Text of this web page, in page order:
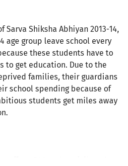
Sarva Shiksha Abhiyan 2013-14,
age group leave school every
these students have to
to get education. Due to the
families, their guardians
school spending because of
students get miles away